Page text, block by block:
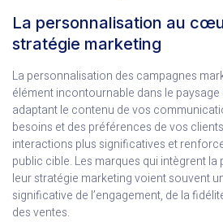
La personnalisation au
stratégie marketing
La personnalisation des campagnes
élément incontournable dans le paysage
adaptant le contenu de vos
besoins et des préférences de vos
interactions plus significatives et
public cible. Les marques qui intègrent
leur stratégie marketing voient souvent
significative de l’engagement, de la
des ventes.